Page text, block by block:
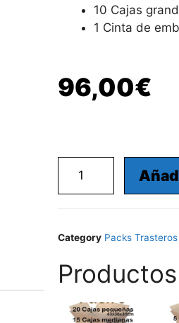
10 Cajas
1 Cinta de
96,00€
Category Packs